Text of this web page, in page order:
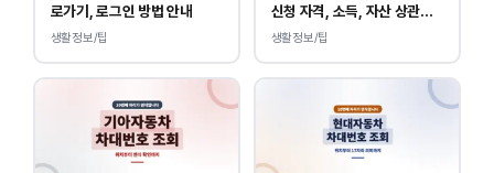
로가기, 로그인 방법 안내
생활정보/팁
신청 자격, 소득, 자산 상관없
이 가능합니다.
생활정보/팁